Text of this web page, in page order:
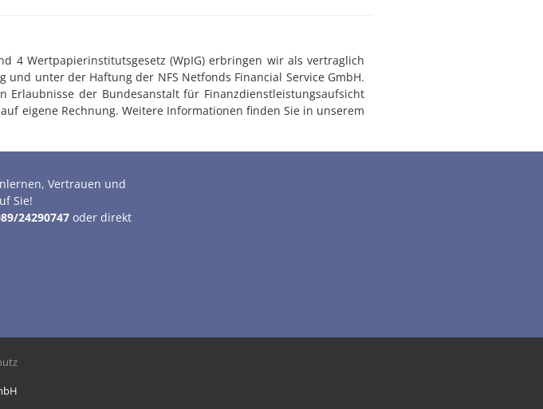
4 Wertpapierinstitutsgesetz (WpIG) erbringen wir als vertraglich
unter der Haftung der NFS Netfonds Financial Service GmbH.
der Bundesanstalt für Finanzdienstleistungsaufsicht
eigene Rechnung. Weitere Informationen finden Sie in unserem
Vertrauen und
Sie!
24290747oder direkt